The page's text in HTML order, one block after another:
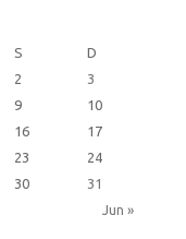
S D
Jun »
2
3
9
10
16
17
23
24
30 31